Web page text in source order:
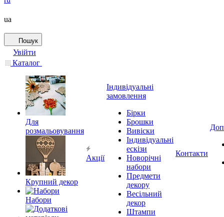
ua
Пошук
Увійти
Каталог
Для
розмальовування
Крупний декор
Набори
Акції
Індивідуальні
замовлення
Бірки
Брошки
Вивіски
Індивідуальні
ескізи
Новорічні
набори
Предмети
декору
Весільний
декор
Штампи
Контакти